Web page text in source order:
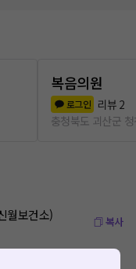
복음의원
로그인 리뷰 2
충청북도 괴산군
월보건소) 복사